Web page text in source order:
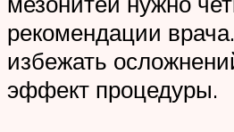
рекомендации
избежать
эффект процедуры.